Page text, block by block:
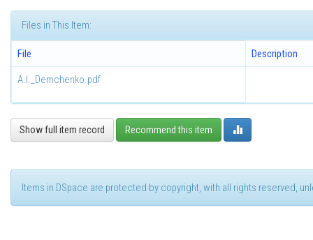
Files in This Item:
File Description
A.I._Demchenko.pdf
Show full item record Recommend this item
Items in DSpace are protected by copyright, with all rights reserved,